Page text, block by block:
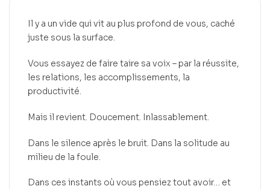
Il y a un vide qui vit au plus profond de vous, caché
juste sous la surface.
Vous essayez de faire taire sa voix – par la réussite,
les relations, les accomplissements, la
productivité.
Mais il revient. Doucement. Inlassablement.
Dans le silence après le bruit. Dans la solitude au
milieu de la foule.
Dans ces instants où vous pensiez tout avoir… et